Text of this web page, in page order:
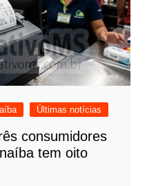
Últimas notícias
consumidores
tem oito